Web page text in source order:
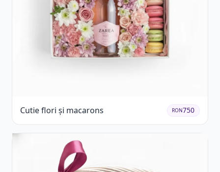
Cutie flori și macarons RON750